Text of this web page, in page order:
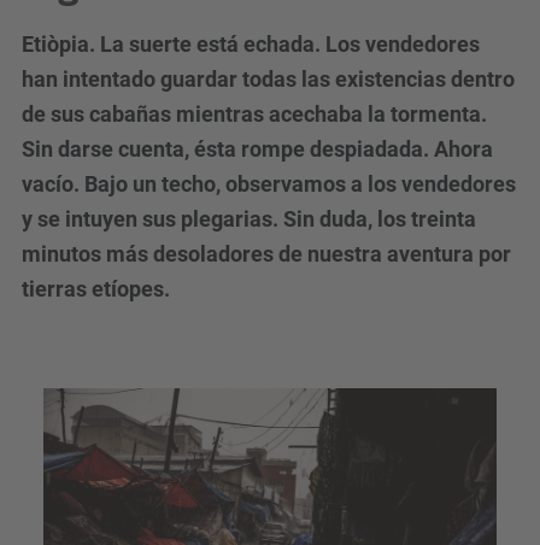
Etiòpia. La suerte está echada. Los vendedores
han intentado guardar todas las existencias dentro
de sus cabañas mientras acechaba la tormenta.
Sin darse cuenta, ésta rompe despiadada. Ahora
vacío. Bajo un techo, observamos a los vendedores
y se intuyen sus plegarias. Sin duda, los treinta
minutos más desoladores de nuestra aventura por
tierras etíopes.